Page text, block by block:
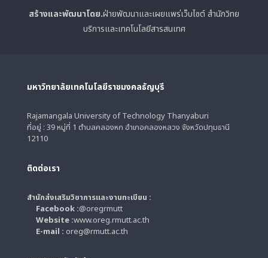
สร้างและพัฒนาโดย.ฝ่ายพัฒนาและเผยแพร่เว็บไซต์ สำนักวิทย
บริการและเทคโนโลยีสารสนเทศ
มหาวิทยาลัยเทคโนโลยีราชมงคลธัญบุรี
Rajamangala University of Technology Thanyaburi
ที่อยู่ : 39 หมู่ที่ 1 ตำบลคลองหก อำเภอคลองหลวง จังหวัดปทุมธานี
12110
ติดต่อเรา
สำนักส่งเสริมวิชาการและงานทะเบียน :
Facebook :@oregrmutt
Website :www.oreg.rmutt.ac.th
E-mail : oreg@rmutt.ac.th